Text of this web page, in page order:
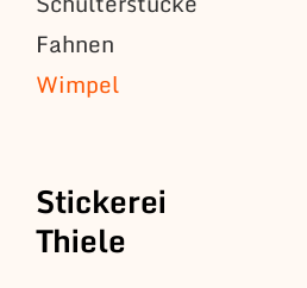
Fahnen
Wimpel
Stickerei
Thiele